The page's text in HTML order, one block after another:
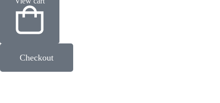
Checkout